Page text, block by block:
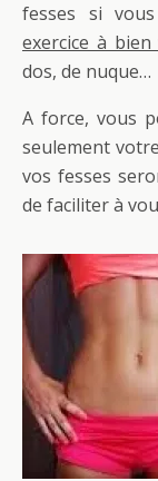
fesses si
exercice à
dos, de nuque…
A force, vous
seulement
vos fesses
de faciliter à